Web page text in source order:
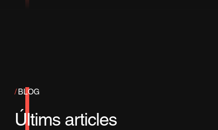
/BLOG
Últims articles